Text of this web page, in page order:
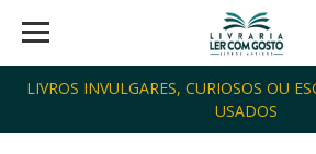
LIVROS INVULGARES, CURIOSOS OU
USADOS